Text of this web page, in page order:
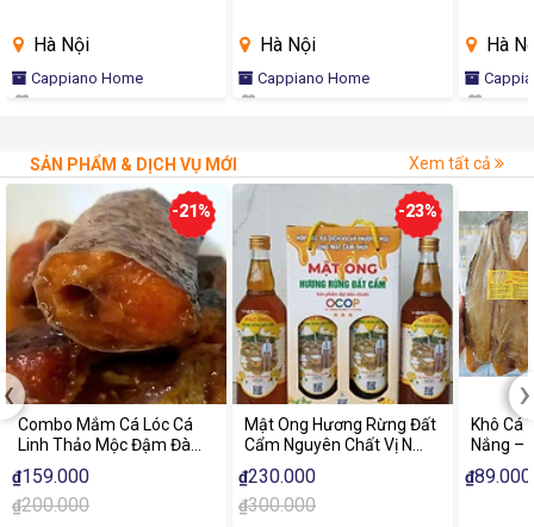
Hà Nội
Cappiano Home
Hà Nội
Cappiano Home
Hà
SẢN PHẨM & DỊCH VỤ MỚI Xem tất cả
-21%
Combo Mắm Cá Lóc Cá
Linh Thảo Mộc Đậm Đà
Hương Vị Miền Tây
₫159.000
₫200.000
-23%
Mật Ong Hương Rừng Đất
Cẩm Nguyên Chất Vị Ngọt
Tự Nhiên, Tinh Túy Từ
Hoa Rừng
₫230.000
₫300.000
Khô Cá
Nắng –
Tuyển
Giòn
₫89.000
‹ ›